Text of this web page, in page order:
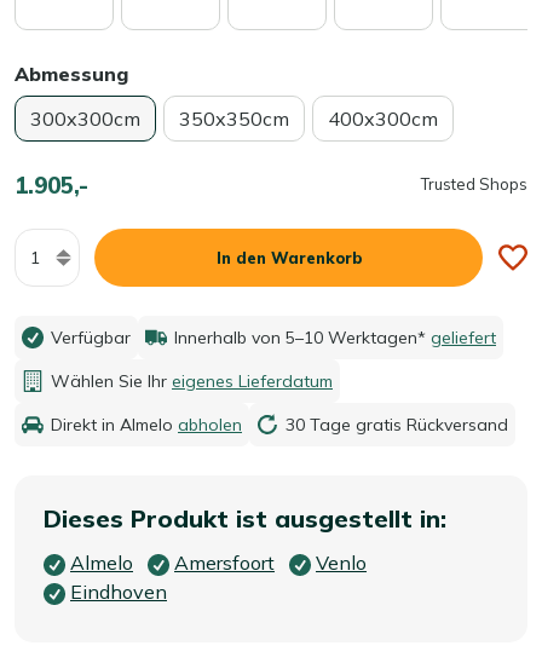
Abmessung
300x300cm
350x350cm 400x300cm
1.905,- Trusted Shops
Menge
In den Warenkorb
Verfügbar Innerhalb von 5–10 Werktagen* geliefert
Wählen Sie Ihr eigenes Lieferdatum
Direkt in Almelo abholen 30 Tage gratis Rückversand
Dieses Produkt ist ausgestellt in:
Almelo Amersfoort
Venlo
Eindhoven